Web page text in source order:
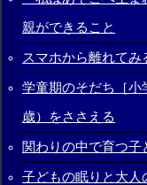
親ができること
スマホから離れてみ
学童期のそだち［小
歳）をささえる
関わりの中で育つ子
子どもの眠りと大人